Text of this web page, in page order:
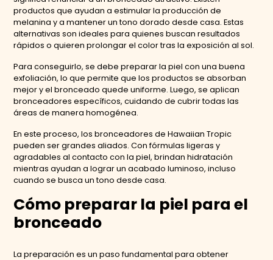
productos que ayudan a estimular la producción de
melanina y a mantener un tono dorado desde casa. Estas
alternativas son ideales para quienes buscan resultados
rápidos o quieren prolongar el color tras la exposición al sol.
Para conseguirlo, se debe preparar la piel con una buena
exfoliación, lo que permite que los productos se absorban
mejor y el bronceado quede uniforme. Luego, se aplican
bronceadores específicos, cuidando de cubrir todas las
áreas de manera homogénea.
En este proceso, los bronceadores de Hawaiian Tropic
pueden ser grandes aliados. Con fórmulas ligeras y
agradables al contacto con la piel, brindan hidratación
mientras ayudan a lograr un acabado luminoso, incluso
cuando se busca un tono desde casa.
Cómo preparar la piel para el
bronceado
La preparación es un paso fundamental para obtener